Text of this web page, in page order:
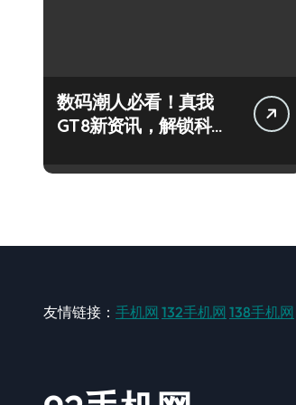
数码潮人必看！真我
GT8新资讯，解锁科技
友情链接： 手机网 132手机网 138手机网